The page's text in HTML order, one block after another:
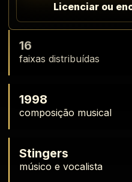
Licenciar ou
16
faixas distribuídas
1998
composição musical
Stingers
músico e vocalista